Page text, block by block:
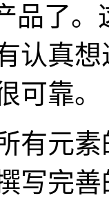
品了
认真
可靠。
有元
写完